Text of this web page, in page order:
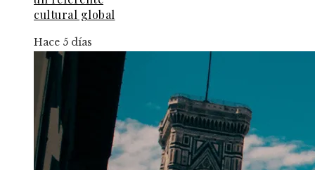
cultural global
Hace 5 días